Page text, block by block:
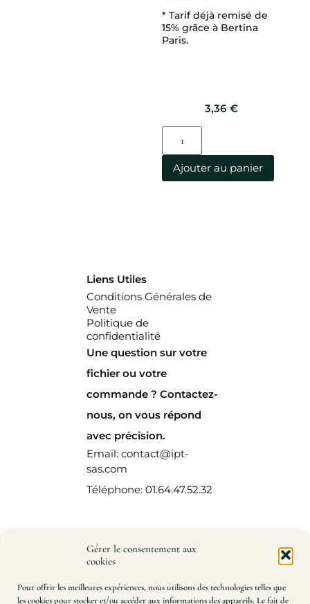
Gérer le consentement aux
cookies
Pour offrir les meilleures expériences, nous utilisons des technologies telles que
les cookies pour stocker et/ou accéder aux informations des appareils. Le fait de
* Tarif déjà remisé de
15% grâce à Bertina
Paris.
3,36 €
Ajouter au panier
Liens Utiles
Conditions Générales de
Vente
Politique de
confidentialité
Une question sur votre
fichier ou votre
commande ? Contactez-
nous, on vous répond
avec précision.
Email: contact@ipt-
sas.com
Téléphone: 01.64.47.52.32